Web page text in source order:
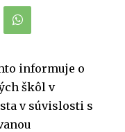
informuje o
škôl v
v súvislosti s